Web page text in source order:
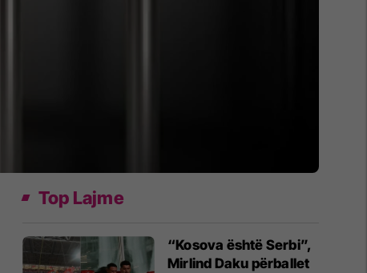
Top Lajme
“Kosova është Serbi”,
Mirlind Daku përballet